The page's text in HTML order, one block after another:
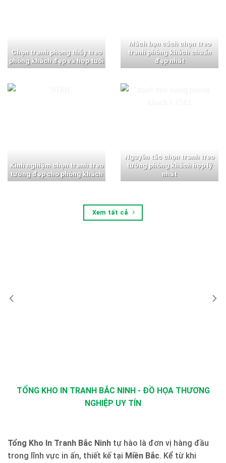
Chọn tranh phong thủy treo
phòng khách đẹp và hợp tuổi
Mách bạn cách chọn treo
tranh phòng khách chuẩn
đẹp nhất
Kinh nghiệm chọn tranh treo
tường đẹp cho phòng khách
Nguyên tắc chọn tranh treo
tường phòng khách hợp lý
nhất
Xem tất cả
TỔNG KHO IN TRANH BẮC NINH - ĐỒ HỌA THƯƠNG
NGHIỆP UY TÍN
Tổng Kho In Tranh Bắc Ninh tự hào là đơn vị hàng đầu
trong lĩnh vực in ấn, thiết kế tại Miền Bắc. Kể từ khi